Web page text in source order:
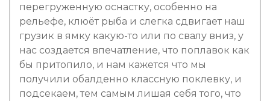
перегруженную оснастку, особенно на
рельефе, клюёт рыба и слегка сдвигает наш
грузик в ямку какую-то или по свалу вниз, у
нас создается впечатление, что поплавок как
бы притопило, и нам кажется что мы
получили обалденно классную поклевку, и
подсекаем, тем самым лишая себя того, что